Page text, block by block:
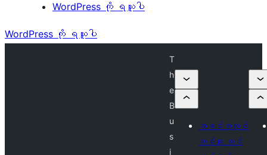
WordPress ကို ရယူပါ
WordPress ကို ရယူပါ
T
h
e
B
u
s
i
အခင်းအကျင်း
တစ်ခု တင်